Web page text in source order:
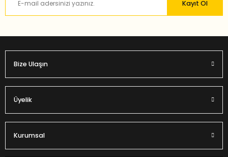
Gönder
Kayıt Ol
Bize Ulaşın
Üyelik
Kurumsal